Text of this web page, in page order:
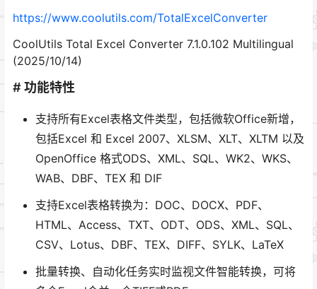
https://www.coolutils.com/TotalExcelConverter
CoolUtils Total Excel Converter 7.1.0.102 Multilingual
(2025/10/14)
# 功能特性
支持所有Excel表格文件类型，包括微软Office新增，
包括Excel 和 Excel 2007、XLSM、XLT、XLTM 以及
OpenOffice 格式ODS、XML、SQL、WK2、WKS、
WAB、DBF、TEX 和 DIF
支持Excel表格转换为：DOC、DOCX、PDF、
HTML、Access、TXT、ODT、ODS、XML、SQL、
CSV、Lotus、DBF、TEX、DIFF、SYLK、LaTeX
批量转换、自动化任务实时监视文件智能转换，可将